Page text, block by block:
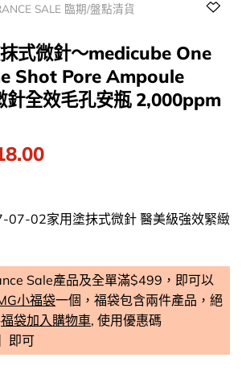
SALE 臨期/盤點清貨
式微針～medicube One
Shot Pore Ampoule
針全效毛孔安瓶 2,000ppm
Current
$118.00.
07-02家用塗抹式微針 醫美級強效緊緻
Sale產品及全單滿$499，即可以
小福袋一個，福袋包含兩件產品，絕
福袋加入購物車, 使用優惠碼
即可